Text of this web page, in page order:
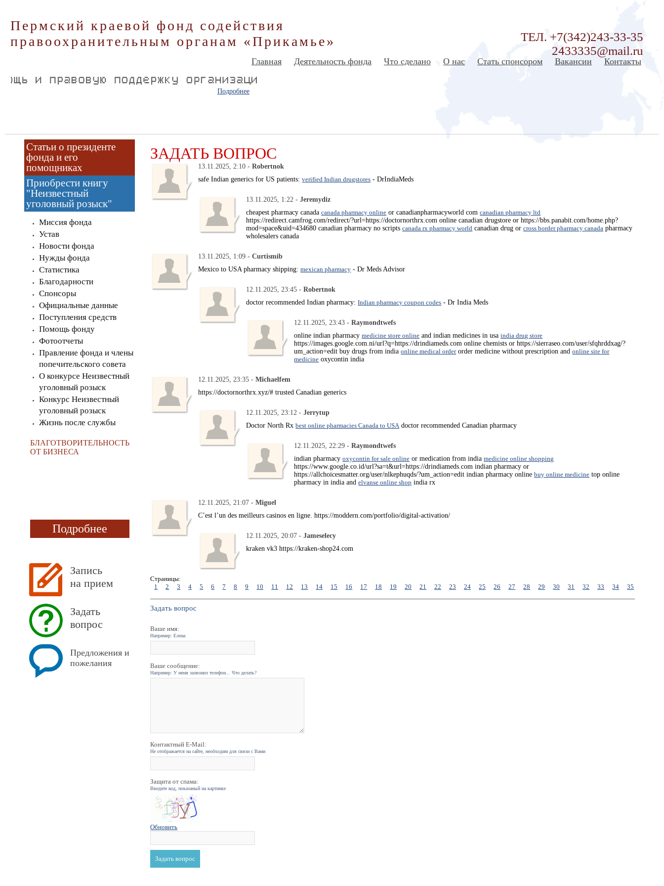
Пермский краевой фонд содействия
правоохранительным органам «Прикамье»
ТЕЛ. +7(342)243-33-35
2433335@mail.ru
Главная Деятельность фонда Что сделано О нас Стать спонсором Вакансии Контакты
Подробнее
Статьи о президенте
фонда и его
помощниках
Приобрести книгу
"Неизвестный
уголовный розыск"
Миссия фонда
Устав
Новости фонда
Нужды фонда
Статистика
Благодарности
Спонсоры
Официальные данные
Поступления средств
Помощь фонду
Фотоотчеты
Правление фонда и члены
попечительского совета
О конкурсе Неизвестный
уголовный розыск
Конкурс Неизвестный
уголовный розыск
Жизнь после службы
БЛАГОТВОРИТЕЛЬНОСТЬ
ОТ БИЗНЕСА
Подробнее
Запись
на прием
Задать
вопрос
Предложения и
пожелания
ЗАДАТЬ ВОПРОС
13.11.2025, 2:10 -Robertnok
safe Indian generics for US patients:verified Indian drugstores - DrIndiaMeds
13.11.2025, 1:22 -Jeremydiz
cheapest pharmacy canadacanada pharmacy online or canadianpharmacyworld comcanadian pharmacy ltd
https://redirect.camfrog.com/redirect/?url=https://doctornorthrx.com online canadian drugstore or https://bbs.panabit.com/home.php?
mod=space&uid=434680 canadian pharmacy no scriptscanada rx pharmacy world canadian drug orcross border pharmacy canada pharmacy
wholesalers canada
13.11.2025, 1:09 -Curtismib
Mexico to USA pharmacy shipping:mexican pharmacy - Dr Meds Advisor
12.11.2025, 23:45 -Robertnok
doctor recommended Indian pharmacy:Indian pharmacy coupon codes - Dr India Meds
12.11.2025, 23:43 -Raymondtwefs
online indian pharmacymedicine store online and indian medicines in usaindia drug store
https://images.google.com.ni/url?q=https://drindiameds.com online chemists or https://sierraseo.com/user/sfqhrddxag/?
um_action=edit buy drugs from indiaonline medical orderorder medicine without prescription andonline site for
medicine oxycontin india
12.11.2025, 23:35 -Michaelfem
https://doctornorthrx.xyz/# trusted Canadian generics
12.11.2025, 23:12 -Jerrytup
Doctor North Rxbest online pharmacies Canada to USAdoctor recommended Canadian pharmacy
12.11.2025, 22:29 -Raymondtwefs
indian pharmacyoxycontin for sale online or medication from indiamedicine online shopping
https://www.google.co.id/url?sa=t&url=https://drindiameds.com indian pharmacy or
https://allchoicesmatter.org/user/nlkephuqds/?um_action=edit indian pharmacy onlinebuy online medicine top online
pharmacy in india andelvanse online shop india rx
12.11.2025, 21:07 -Miguel
C’est l’un des meilleurs casinos en ligne. https://moddern.com/portfolio/digital-activation/
12.11.2025, 20:07 -Jameselecy
kraken vk3 https://kraken-shop24.com
Страницы:
1
2 3 4 5 6 7 8 9 10 11 12 13 14 15 16 17 18 19 20 21 22 23 24 25 26 27 28 29 30 31 32 33 34 35
Задать вопрос
Ваше имя:
Например: Елена
Ваше сообщение:
Например: У меня зазвонил телефон... Что делать?
Контактный E-Mail:
Не отображается на сайте, необходим для связи с Вами
Защита от спама:
Введите код, показаный на картинке
Обновить